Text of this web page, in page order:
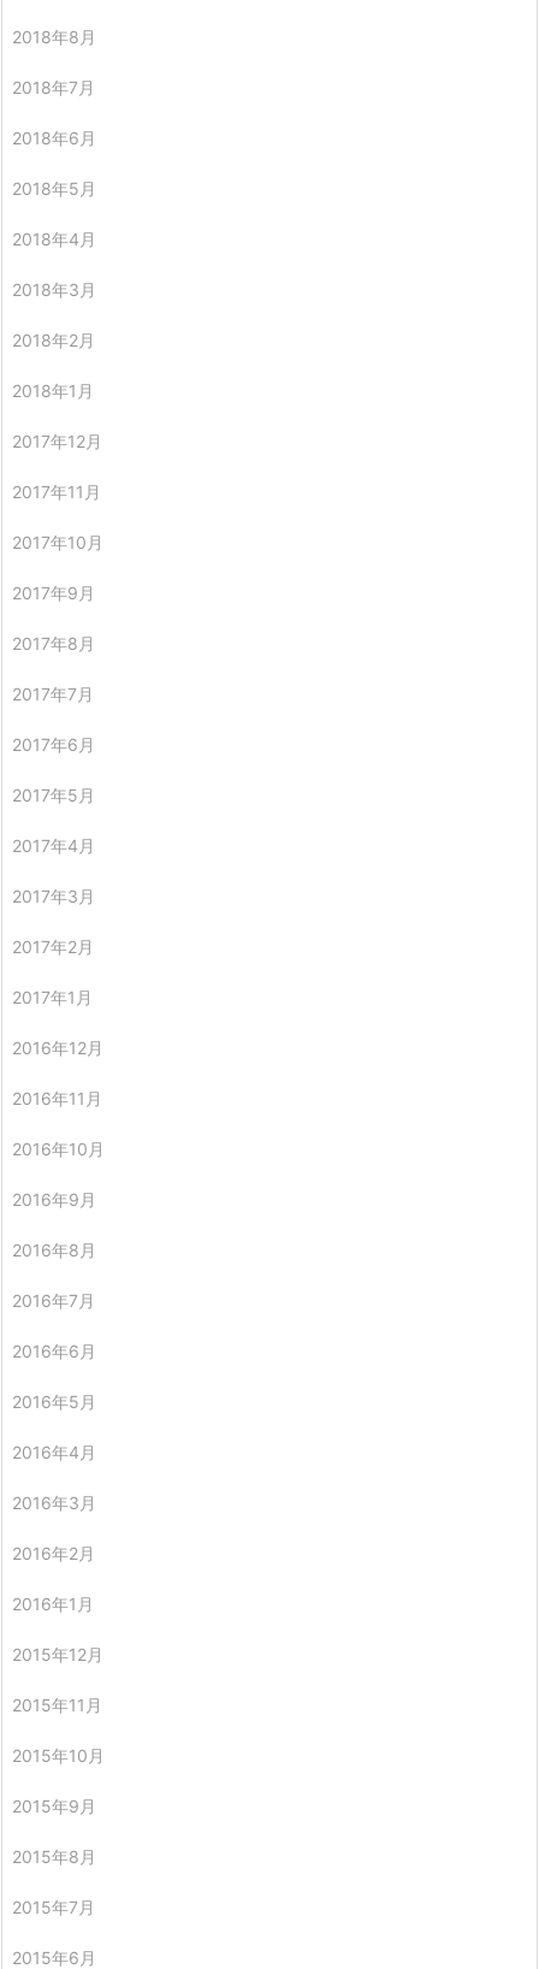
2018年8月
2018年7月
2018年6月
2018年5月
2018年4月
2018年3月
2018年2月
2018年1月
2017年12月
2017年11月
2017年10月
2017年9月
2017年8月
2017年7月
2017年6月
2017年5月
2017年4月
2017年3月
2017年2月
2017年1月
2016年12月
2016年11月
2016年10月
2016年9月
2016年8月
2016年7月
2016年6月
2016年5月
2016年4月
2016年3月
2016年2月
2016年1月
2015年12月
2015年11月
2015年10月
2015年9月
2015年8月
2015年7月
2015年6月